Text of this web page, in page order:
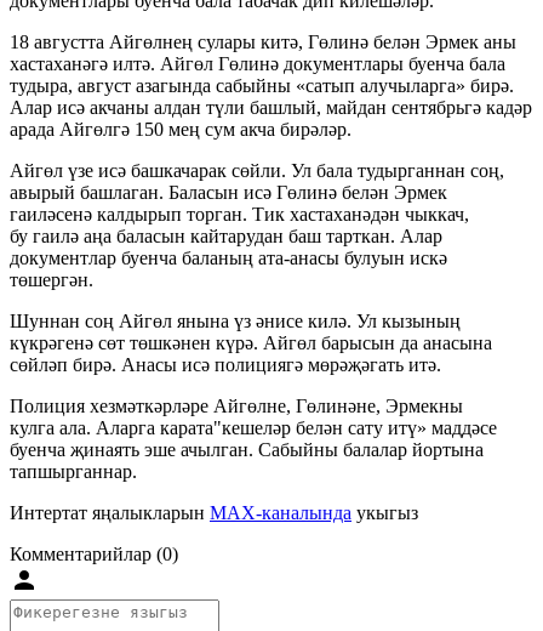
18 августта Айгөлнең сулары китә, Гөлинә белән Эрмек аны
хастаханәгә илтә. Айгөл Гөлинә документлары буенча бала
тудыра, август азагында сабыйны «сатып алучыларга» бирә.
Алар исә акчаны алдан түли башлый, майдан сентябрьгә кадәр
арада Айгөлгә 150 мең сум акча бирәләр.
Айгөл үзе исә башкачарак сөйли. Ул бала тудырганнан соң,
авырый башлаган. Баласын исә Гөлинә белән Эрмек
гаиләсенә калдырып торган. Тик хастаханәдән чыккач,
бу гаилә аңа баласын кайтарудан баш тарткан. Алар
документлар буенча баланың ата-анасы булуын искә
төшергән.
Шуннан соң Айгөл янына үз әнисе килә. Ул кызының
күкрәгенә сөт төшкәнен күрә. Айгөл барысын да анасына
сөйләп бирә. Анасы исә полициягә мөрәҗәгать итә.
Полиция хезмәткәрләре Айгөлне, Гөлинәне, Эрмекны
кулга ала. Аларга карата"кешеләр белән сату итү» маддәсе
буенча җинаять эше ачылган. Сабыйны балалар йортына
тапшырганнар.
Интертат яңалыкларын MAX-каналында укыгыз
Комментарийлар (0)